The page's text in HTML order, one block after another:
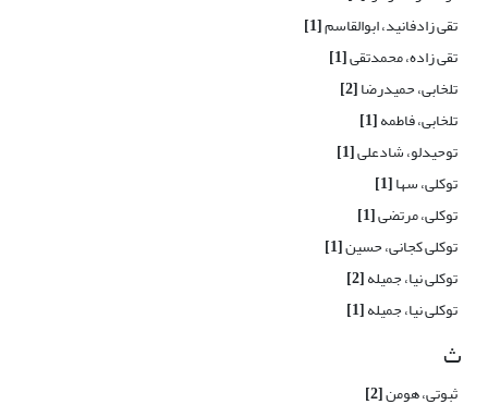
تقی زادفانید، ابوالقاسم[1]
تقی زاده، محمدتقی[1]
تلخابی، حمیدرضا[2]
تلخابی، فاطمه[1]
توحیدلو، شادعلی[1]
توکلی، سها[1]
توکلی، مرتضی[1]
توکلی کجانی، حسین[1]
توکلی نیا، جمیله[2]
توکلی نیا، جمیله[1]
ث
ثبوتی، هومن[2]